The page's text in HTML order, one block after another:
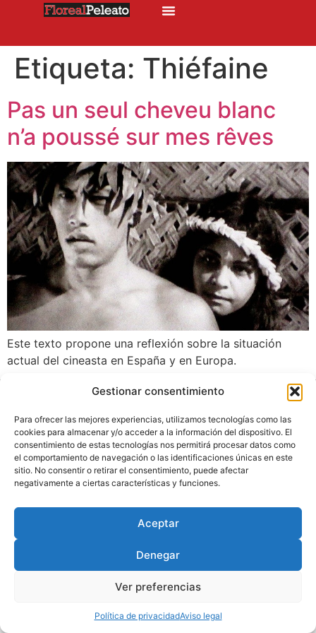
Gestionar consentimiento
Para ofrecer las mejores experiencias, utilizamos tecnologías como las
cookies para almacenar y/o acceder a la información del dispositivo. El
consentimiento de estas tecnologías nos permitirá procesar datos como
el comportamiento de navegación o las identificaciones únicas en este
sitio. No consentir o retirar el consentimiento, puede afectar
negativamente a ciertas características y funciones.
Aceptar
Denegar
Ver preferencias
Política de privacidadAviso legal
Etiqueta: Thiéfaine
Pas un seul cheveu blanc
n’a poussé sur mes rêves
Este texto propone una reflexión sobre la situación
actual del cineasta en España y en Europa.
de Privacidad|Aviso Legal|
Política de Cookies